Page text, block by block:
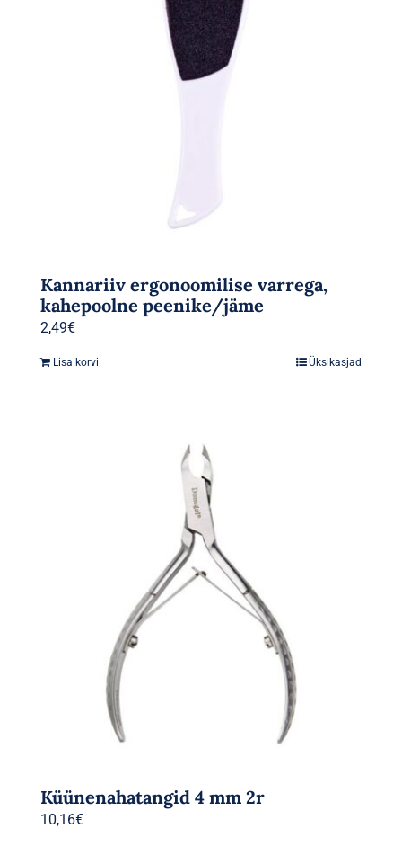
Kannariiv ergonoomilise varrega,
kahepoolne peenike/jäme
2,49€
Lisa korvi Üksikasjad
Küünenahatangid 4 mm 2r
10,16€